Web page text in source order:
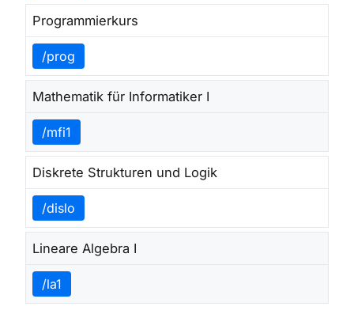
Programmierkurs
/prog
Mathematik für Informatiker I
/mfi1
Diskrete Strukturen und Logik
/dislo
Lineare Algebra I
/la1